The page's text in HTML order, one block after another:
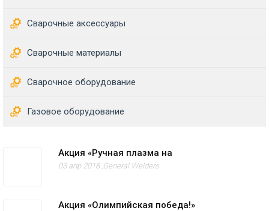
Сварочные аксессуары
Сварочные материалы
Сварочное оборудование
Газовое оборудование
Акция «Ручная плазма на
03 апр 2018 , General Welders
Акция «Олимпийская победа!»